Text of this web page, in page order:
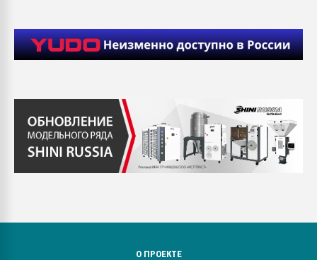
О ПРОЕКТЕ